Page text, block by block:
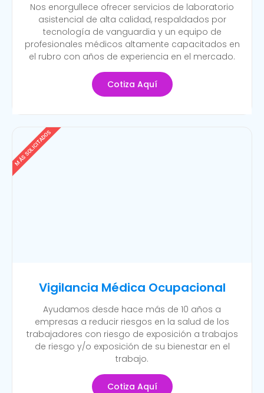
Nos enorgullece ofrecer servicios de laboratorio
asistencial de alta calidad, respaldados por
tecnología de vanguardia y un equipo de
profesionales médicos altamente capacitados en
el rubro con años de experiencia en el mercado.
Cotiza Aquí
Vigilancia Médica Ocupacional
Ayudamos desde hace más de 10 años a
empresas a reducir riesgos en la salud de los
trabajadores con riesgo de exposición a trabajos
de riesgo y/o exposición de su bienestar en el
trabajo.
Cotiza Aquí
MÁS SOLICITADOS